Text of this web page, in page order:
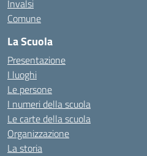
Invalsi
Comune
La Scuola
Presentazione
I luoghi
Le persone
I numeri della scuola
Le carte della scuola
Organizzazione
La storia